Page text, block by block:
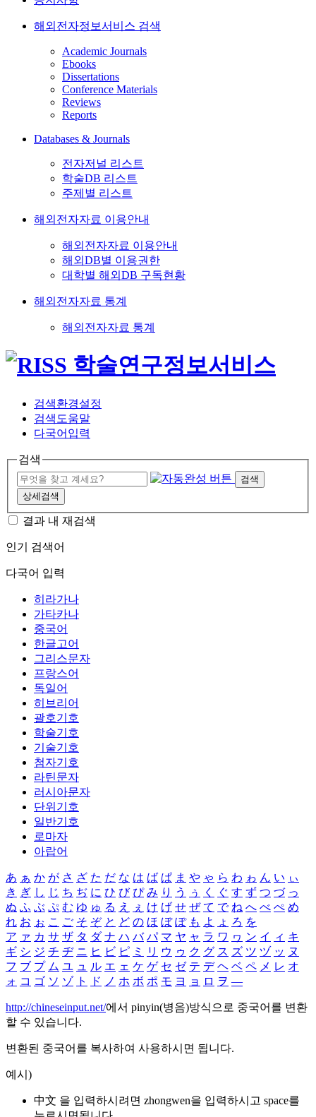
해외전자정보서비스 검색
Academic Journals
Ebooks
Dissertations
Conference Materials
Reviews
Reports
Databases & Journals
전자저널 리스트
학술DB 리스트
주제별 리스트
해외전자자료 이용안내
해외전자자료 이용안내
해외DB별 이용권한
대학별 해외DB 구독현황
해외전자자료 통계
해외전자자료 통계
검색환경설정
검색도움말
다국어입력
검색
검색
상세검색
결과 내 재검색
인기 검색어
다국어 입력
히라가나
가타카나
중국어
한글고어
그리스문자
프랑스어
독일어
히브리어
괄호기호
학술기호
기술기호
첨자기호
라틴문자
러시아문자
단위기호
일반기호
로마자
아랍어
あ ぁ か が さ ざ た だ な は ば ぱ ま や ゃ ら わ ゎ ん い ぃ
き ぎ し じ ち ぢ に ひ び ぴ み り う ぅ く ぐ す ず つ づ っ
ぬ ふ ぶ ぷ む ゆ ゅ る え ぇ け げ せ ぜ て で ね へ べ ぺ め
れ お ぉ こ ご そ ぞ と ど の ほ ぼ ぽ も よ ょ ろ を
ア ァ カ サ ザ タ ダ ナ ハ バ パ マ ヤ ャ ラ ワ ヮ ン イ ィ キ
ギ シ ジ チ ヂ ニ ヒ ビ ピ ミ リ ウ ゥ ク グ ス ズ ツ ヅ ッ ヌ
フ ブ プ ム ユ ュ ル エ ェ ケ ゲ セ ゼ テ デ ヘ ベ ペ メ レ オ
ォ コ ゴ ソ ゾ ト ド ノ ホ ボ ポ モ ヨ ョ ロ ヲ ―
http://chineseinput.net/에서 pinyin(병음)방식으로 중국어를 변환
할 수 있습니다.
변환된 중국어를 복사하여 사용하시면 됩니다.
예시)
中文 을 입력하시려면 zhongwen을 입력하시고 space를